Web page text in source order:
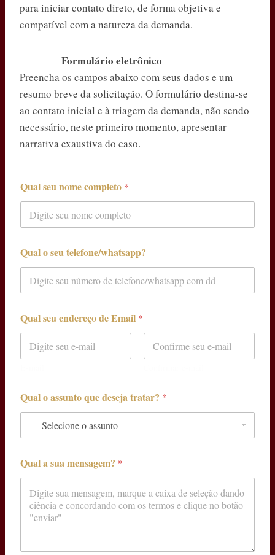
para iniciar contato direto, de forma objetiva e
compatível com a natureza da demanda.
Formulário eletrônico
Preencha os campos abaixo com seus dados e um
resumo breve da solicitação. O formulário destina-se
ao contato inicial e à triagem da demanda, não sendo
necessário, neste primeiro momento, apresentar
narrativa exaustiva do caso.
Qual seu nome completo *
Qual o seu telefone/whatsapp?
Qual seu endereço de Email *
Qual o assunto que deseja tratar? *
Qual a sua mensagem? *